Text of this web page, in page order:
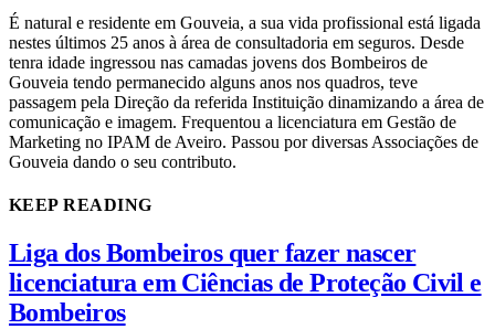
É natural e residente em Gouveia, a sua vida profissional está ligada
nestes últimos 25 anos à área de consultadoria em seguros. Desde
tenra idade ingressou nas camadas jovens dos Bombeiros de
Gouveia tendo permanecido alguns anos nos quadros, teve
passagem pela Direção da referida Instituição dinamizando a área de
comunicação e imagem. Frequentou a licenciatura em Gestão de
Marketing no IPAM de Aveiro. Passou por diversas Associações de
Gouveia dando o seu contributo.
KEEP READING
Liga dos Bombeiros quer fazer nascer
licenciatura em Ciências de Proteção Civil e
Bombeiros